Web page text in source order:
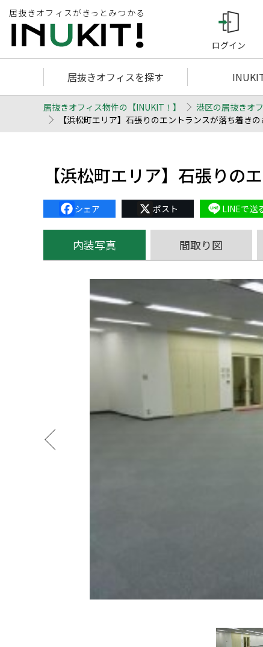
居抜きオフィスがきっとみつかる
ログイン
居抜きオフィスを探す
居抜きオフィス物件の【INUKIT！】
港区の居抜きオ
【浜松町エリア】石張りのエントランスが落ち着き
【浜松町エリア】石張りの
Facebook
X
内装写真 間取り図